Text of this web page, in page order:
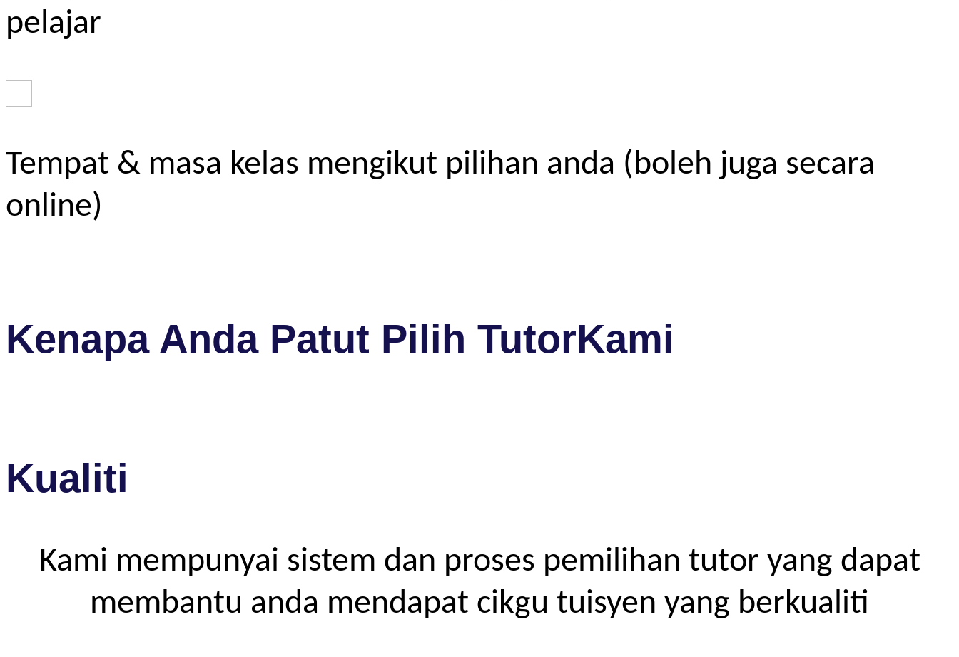
pelajar
Tempat & masa kelas mengikut pilihan anda (boleh juga secara
online)
Kenapa Anda Patut Pilih TutorKami
Kualiti
Kami mempunyai sistem dan proses pemilihan tutor yang dapat
membantu anda mendapat cikgu tuisyen yang berkualiti